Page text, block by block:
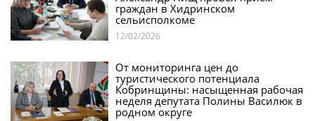
12/02/2026
граждан в Хидринском
сельисполкоме
От мониторинга цен до
туристического потенциала
Кобринщины: насыщенная рабочая
неделя депутата Полины Василюк в
родном округе